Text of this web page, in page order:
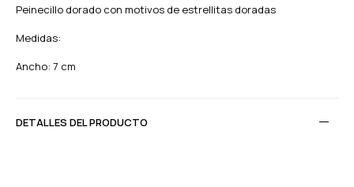
Peinecillo dorado con motivos de estrellitas doradas
Medidas:
Ancho: 7 cm
DETALLES DEL PRODUCTO